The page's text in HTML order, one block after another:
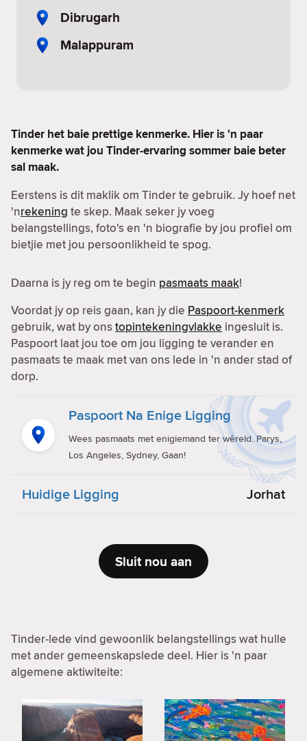
Dibrugarh
Malappuram
Tinder het baie prettige kenmerke. Hier is 'n paar
kenmerke wat jou Tinder-ervaring sommer baie beter
sal maak.
Eerstens is dit maklik om Tinder te gebruik. Jy hoef net
'nrekening te skep. Maak seker jy voeg
belangstellings, foto's en 'n biografie by jou profiel om
bietjie met jou persoonlikheid te spog.
Daarna is jy reg om te begin pasmaats maak!
Voordat jy op reis gaan, kan jy die Paspoort-kenmerk
gebruik, wat by onstopintekeningvlakke ingesluit is.
Paspoort laat jou toe om jou ligging te verander en
pasmaats te maak met van ons lede in 'n ander stad of
dorp.
Paspoort Na Enige Ligging
Wees pasmaats met enigiemand ter wêreld. Parys,
Los Angeles, Sydney, Gaan!
Huidige Ligging Jorhat
Sluit nou aan
Tinder-lede vind gewoonlik belangstellings wat hulle
met ander gemeenskapslede deel. Hier is 'n paar
algemene aktiwiteite: